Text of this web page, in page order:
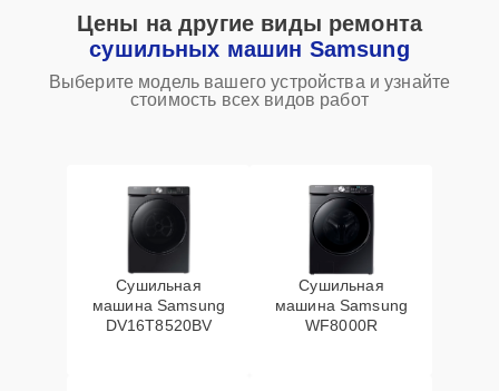
Цены на другие виды ремонта
сушильных машин Samsung
Выберите модель вашего устройства и узнайте
стоимость всех видов работ
Сушильная
машина Samsung
DV16T8520BV
Сушильная
машина Samsung
WF8000R